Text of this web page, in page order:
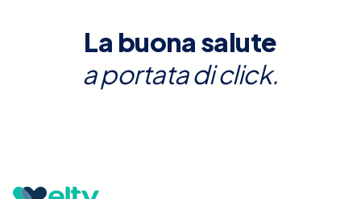
La buona salute
a portata di click.